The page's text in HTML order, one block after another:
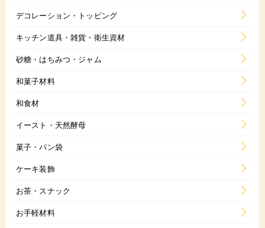
デコレーション・トッピング
キッチン道具・雑貨・衛生資材
砂糖・はちみつ・ジャム
和菓子材料
和食材
イースト・天然酵母
菓子・パン袋
ケーキ装飾
お茶・スナック
お手軽材料